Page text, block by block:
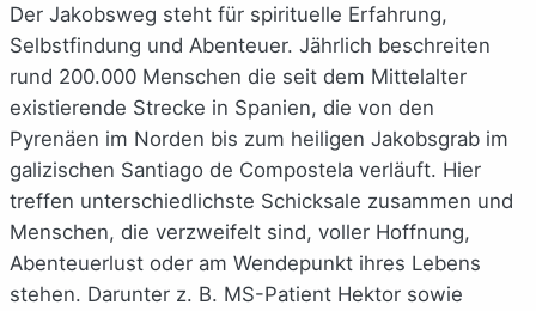
Der Jakobsweg steht für spirituelle Erfahrung,
Selbstfindung und Abenteuer. Jährlich beschreiten
rund 200.000 Menschen die seit dem Mittelalter
existierende Strecke in Spanien, die von den
Pyrenäen im Norden bis zum heiligen Jakobsgrab im
galizischen Santiago de Compostela verläuft. Hier
treffen unterschiedlichste Schicksale zusammen und
Menschen, die verzweifelt sind, voller Hoffnung,
Abenteuerlust oder am Wendepunkt ihres Lebens
stehen. Darunter z. B. MS-Patient Hektor sowie